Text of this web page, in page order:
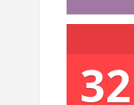
32